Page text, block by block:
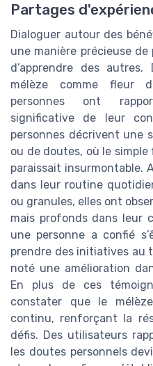
Partages
Dialoguer autour des
une manière précieuse
d’apprendre des
mélèze comme fleur
personnes ont
significative de leur
personnes décrivent une
ou de doutes, où le
paraissait insurmontable.
dans leur routine
ou granules, elles ont
mais profonds dans leur
une personne a confié
prendre des initiatives au
noté une amélioration
En plus de ces
constater que le
continu, renforçant la
défis. Des utilisateurs
les doutes personnels